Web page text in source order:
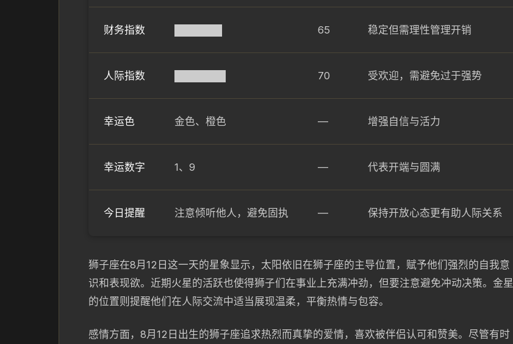
财务指数 65 稳定但需理性管理开销
人际指数 70 受欢迎，需避免过于强势
幸运色 金色、橙色 — 增强自信与活力
幸运数字 1、9 — 代表开端与圆满
今日提醒 注意倾听他人，避免固执 — 保持开放心态更有助人际关系
狮子座在8月12日这一天的星象显示，太阳依旧在狮子座的主导位置，赋予他们强烈的自我意
识和表现欲。近期火星的活跃也使得狮子们在事业上充满冲劲，但要注意避免冲动决策。金星
的位置则提醒他们在人际交流中适当展现温柔，平衡热情与包容。
感情方面，8月12日出生的狮子座追求热烈而真挚的爱情，喜欢被伴侣认可和赞美。尽管有时